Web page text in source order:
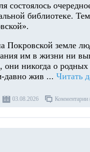
состоялось
библиотеке.
Покровской земле
им в жизни ни
они никогда о
давно жив ... Читать
03.08.2026 Комментарии